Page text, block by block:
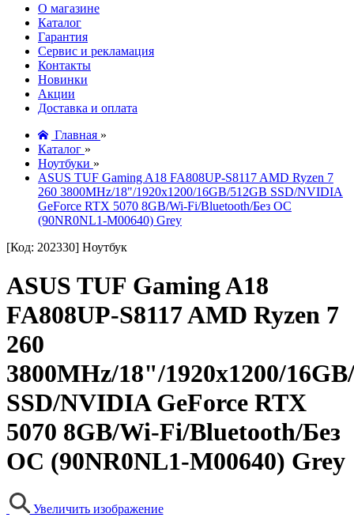
О магазине
Каталог
Гарантия
Сервис и рекламация
Контакты
Новинки
Акции
Доставка и оплата
Главная »
Каталог »
Ноутбуки »
ASUS TUF Gaming A18 FA808UP-S8117 AMD Ryzen 7
260 3800MHz/18"/1920x1200/16GB/512GB SSD/NVIDIA
GeForce RTX 5070 8GB/Wi-Fi/Bluetooth/Без ОС
(90NR0NL1-M00640) Grey
[Код: 202330] Ноутбук
ASUS TUF Gaming A18
FA808UP-S8117 AMD Ryzen 7
260
3800MHz/18"/1920x1200/
SSD/NVIDIA GeForce RTX
5070 8GB/Wi-Fi/Bluetooth/Без
ОС (90NR0NL1-M00640) Grey
Увеличить изображение